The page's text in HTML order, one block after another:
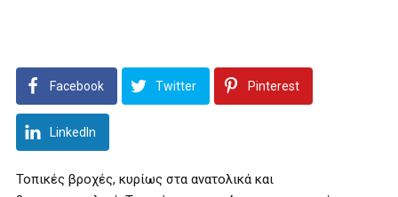
Facebook Twitter Pinterest
LinkedIn
Τοπικές βροχές, κυρίως στα ανατολικά και